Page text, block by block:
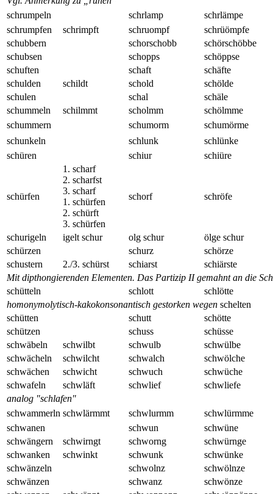
schrumpeln
schrlamp
schrlämpe
schrumpfen
schrimpft schruompf
schrüömpfe
schubbern
schorschobb
schörschöbbe
schubsen
schopps
schöppse
schuften
schaft
schäfte
schulden
schildt schold
schölde
schulen
schal
schäle
schummeln
schilmmt scholmm
schölmme
schummern
schumorm
schumörme
schunkeln
schlunk
schlünke
schüren
schiur schiüre
schürfen
1. scharf
2. scharfst
3. scharf
1. schürfen
2. schürft
3. schürfen
schorf schröfe
schurigeln igelt schur olg schur
ölge schur
schürzen
schurz
schörze
schustern
2./3. schürst schiarst schiärste
schütteln schlott
schlötte
homonymolytisch-kakokonsonantisch gestorken wegen schelten
schütten
schutt
schötte
schützen
schuss
schüsse
schwäbeln
schwilbt schwulb
schwülbe
schwächeln
schwilcht schwalch
schwölche
schwächen
schwicht schwuch
schwüche
schwafeln
schwläft schwlief
schwliefe
analog "schlafen"
schwammerln schwlärmmt schwlurmm
schwlürmme
schwanen
schwun
schwüne
schwängern
schwirngt schworng
schwürnge
schwanken
schwinkt schwunk
schwünke
schwänzeln
schwolnz
schwölnze
schwänzen
schwanz
schwönze